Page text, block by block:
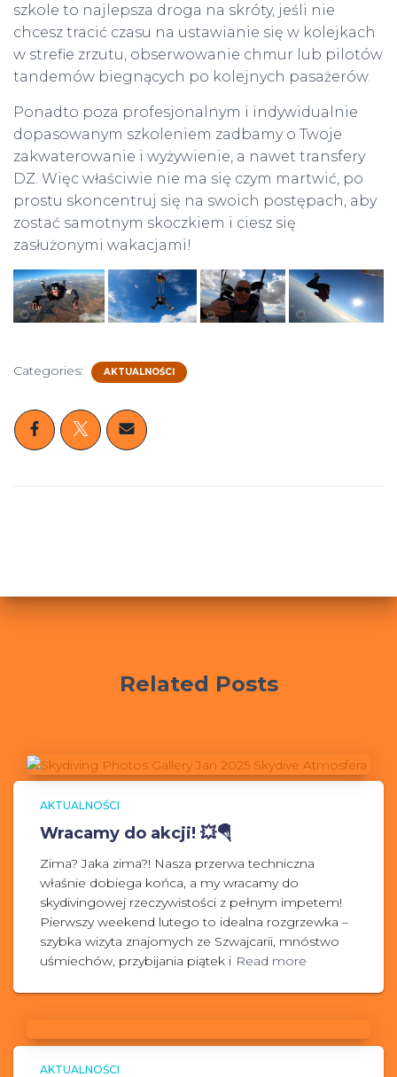
szkole to najlepsza droga na skróty, jeśli nie
chcesz tracić czasu na ustawianie się w kolejkach
w strefie zrzutu, obserwowanie chmur lub pilotów
tandemów biegnących po kolejnych pasażerów.
Ponadto poza profesjonalnym i indywidualnie
dopasowanym szkoleniem zadbamy o Twoje
zakwaterowanie i wyżywienie, a nawet transfery
DZ. Więc właściwie nie ma się czym martwić, po
prostu skoncentruj się na swoich postępach, aby
zostać samotnym skoczkiem i ciesz się
zasłużonymi wakacjami!
Categories: AKTUALNOŚCI
Related Posts
AKTUALNOŚCI
Wracamy do akcji! 💥🪂
Zima? Jaka zima?! Nasza przerwa techniczna
właśnie dobiega końca, a my wracamy do
skydivingowej rzeczywistości z pełnym impetem!
Pierwszy weekend lutego to idealna rozgrzewka –
szybka wizyta znajomych ze Szwajcarii, mnóstwo
uśmiechów, przybijania piątek i Read more
AKTUALNOŚCI